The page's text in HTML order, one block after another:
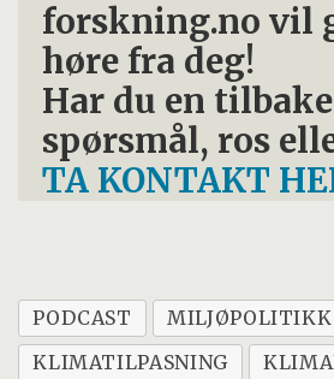
forskning.no vil
høre fra deg!
Har du en
spørsmål, ros
TA KONTAKT
PODCAST MILJØPOLITIKK
KLIMATILPASNING